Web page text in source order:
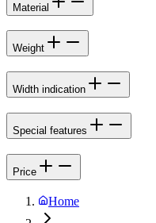
Material
Weight
Width indication
Special features
Price
Home